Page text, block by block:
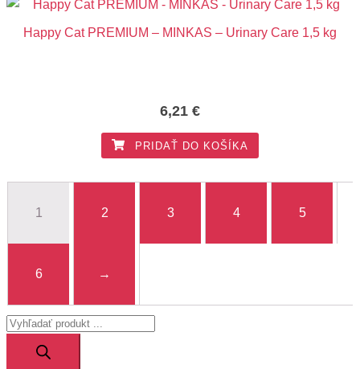
Happy Cat PREMIUM – MINKAS – Urinary Care 1,5 kg
6,21 €
PRIDAŤ DO KOŠÍKA
1 2 3 4 5
6 →
Products
search